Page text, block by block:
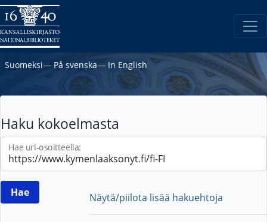
Suomeksi― På svenska― In English
Haku kokoelmasta
Hae url-osoitteella:
Näytä/piilota lisää hakuehtoja